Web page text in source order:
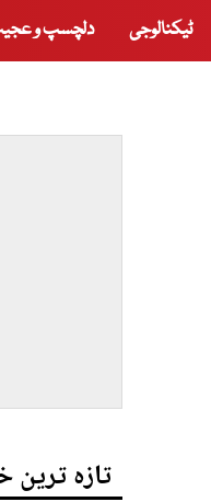
ٹیکنالوجی دلچسپ و
تازہ ترین